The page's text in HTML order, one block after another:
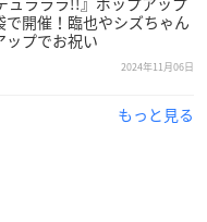
で開催！臨也やシズちゃん
ップでお祝い
2024年11月06日
もっと見る